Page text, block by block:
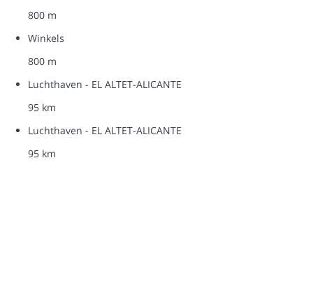
800 m
Winkels
800 m
Luchthaven - EL ALTET-ALICANTE
95 km
Luchthaven - EL ALTET-ALICANTE
95 km